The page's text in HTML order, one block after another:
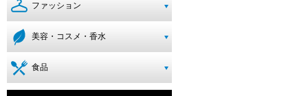
ファッション
美容・コスメ・香水
食品